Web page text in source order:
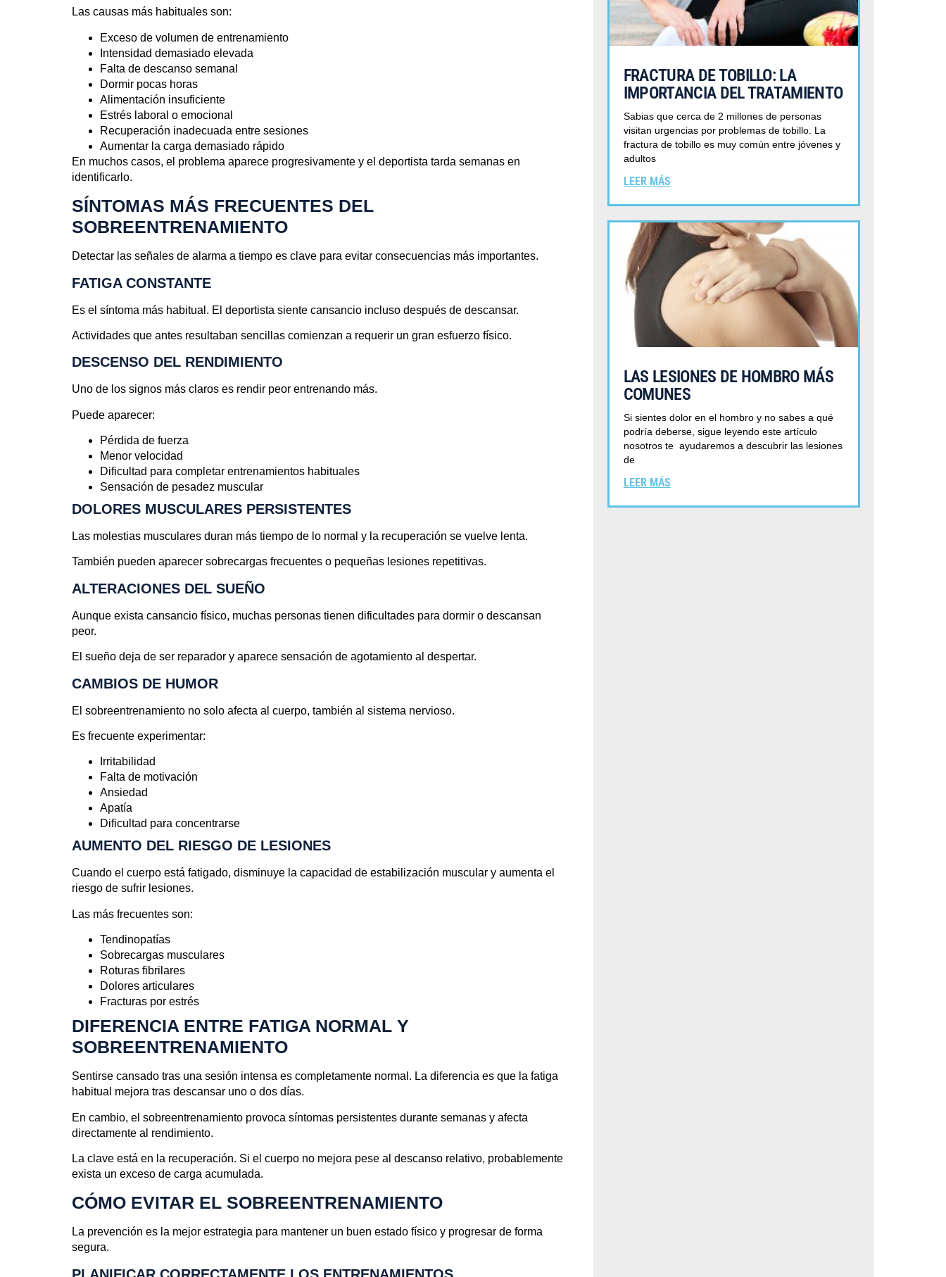
Las causas más habituales son:
Exceso de volumen de entrenamiento
Intensidad demasiado elevada
Falta de descanso semanal
Dormir pocas horas
Alimentación insuficiente
Estrés laboral o emocional
Recuperación inadecuada entre sesiones
Aumentar la carga demasiado rápido
En muchos casos, el problema aparece progresivamente y el deportista tarda semanas en
identificarlo.
SÍNTOMAS MÁS FRECUENTES DEL
SOBREENTRENAMIENTO
Detectar las señales de alarma a tiempo es clave para evitar consecuencias más importantes.
FATIGA CONSTANTE
Es el síntoma más habitual. El deportista siente cansancio incluso después de descansar.
Actividades que antes resultaban sencillas comienzan a requerir un gran esfuerzo físico.
DESCENSO DEL RENDIMIENTO
Uno de los signos más claros es rendir peor entrenando más.
Puede aparecer:
Pérdida de fuerza
Menor velocidad
Dificultad para completar entrenamientos habituales
Sensación de pesadez muscular
DOLORES MUSCULARES PERSISTENTES
Las molestias musculares duran más tiempo de lo normal y la recuperación se vuelve lenta.
También pueden aparecer sobrecargas frecuentes o pequeñas lesiones repetitivas.
ALTERACIONES DEL SUEÑO
Aunque exista cansancio físico, muchas personas tienen dificultades para dormir o descansan
peor.
El sueño deja de ser reparador y aparece sensación de agotamiento al despertar.
CAMBIOS DE HUMOR
El sobreentrenamiento no solo afecta al cuerpo, también al sistema nervioso.
Es frecuente experimentar:
Irritabilidad
Falta de motivación
Ansiedad
Apatía
Dificultad para concentrarse
AUMENTO DEL RIESGO DE LESIONES
Cuando el cuerpo está fatigado, disminuye la capacidad de estabilización muscular y aumenta el
riesgo de sufrir lesiones.
Las más frecuentes son:
Tendinopatías
Sobrecargas musculares
Roturas fibrilares
Dolores articulares
Fracturas por estrés
DIFERENCIA ENTRE FATIGA NORMAL Y
SOBREENTRENAMIENTO
Sentirse cansado tras una sesión intensa es completamente normal. La diferencia es que la fatiga
habitual mejora tras descansar uno o dos días.
En cambio, el sobreentrenamiento provoca síntomas persistentes durante semanas y afecta
directamente al rendimiento.
La clave está en la recuperación. Si el cuerpo no mejora pese al descanso relativo, probablemente
exista un exceso de carga acumulada.
CÓMO EVITAR EL SOBREENTRENAMIENTO
La prevención es la mejor estrategia para mantener un buen estado físico y progresar de forma
segura.
FRACTURA DE TOBILLO: LA
IMPORTANCIA DEL TRATAMIENTO
Sabias que cerca de 2 millones de personas
visitan urgencias por problemas de tobillo. La
fractura de tobillo es muy común entre jóvenes y
adultos
LEER MÁS
LAS LESIONES DE HOMBRO MÁS
COMUNES
Si sientes dolor en el hombro y no sabes a qué
podría deberse, sigue leyendo este artículo
nosotros te ayudaremos a descubrir las lesiones
de
LEER MÁS